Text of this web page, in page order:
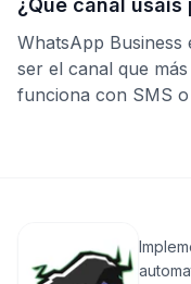
¿Qué canal
WhatsApp
ser el canal que
funciona con SMS